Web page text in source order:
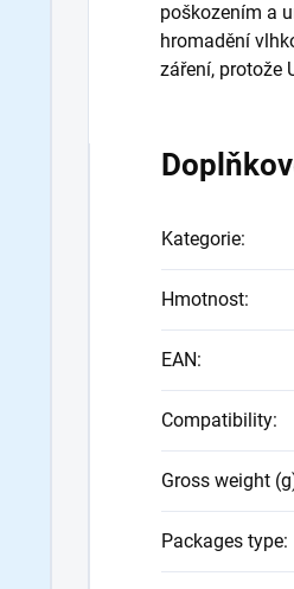
poškozením a
hromadění
záření, protože
Kategorie:
Hmotnost:
EAN:
Compatibility:
Gross weight
Packages type: